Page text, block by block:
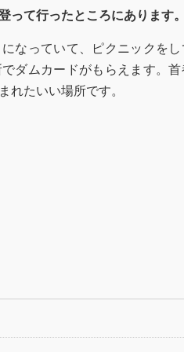
って行ったところにあります。
なっていて、ピクニックをし
ダムカードがもらえます。首
れたいい場所です。